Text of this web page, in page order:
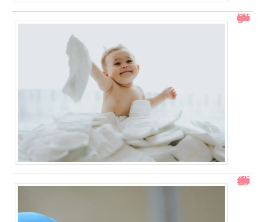
Comment gérer un bébé qui se retourne pendant le change ?
Test de grossesse positif mais prise de sang négative : explications